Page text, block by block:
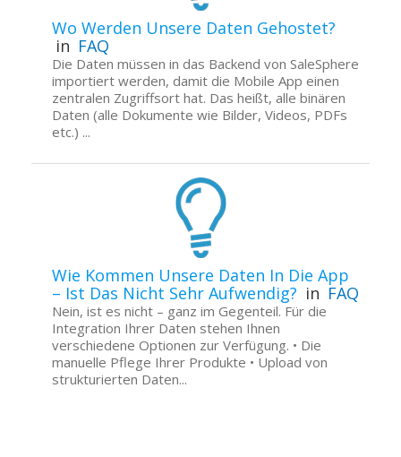
Wo Werden Unsere Daten Gehostet?
in FAQ
Die Daten müssen in das Backend von SaleSphere
importiert werden, damit die Mobile App einen
zentralen Zugriffsort hat. Das heißt, alle binären
Daten (alle Dokumente wie Bilder, Videos, PDFs
etc.) ...
Wie Kommen Unsere Daten In Die App
– Ist Das Nicht Sehr Aufwendig? in FAQ
Nein, ist es nicht – ganz im Gegenteil. Für die
Integration Ihrer Daten stehen Ihnen
verschiedene Optionen zur Verfügung. • Die
manuelle Pflege Ihrer Produkte • Upload von
strukturierten Daten...